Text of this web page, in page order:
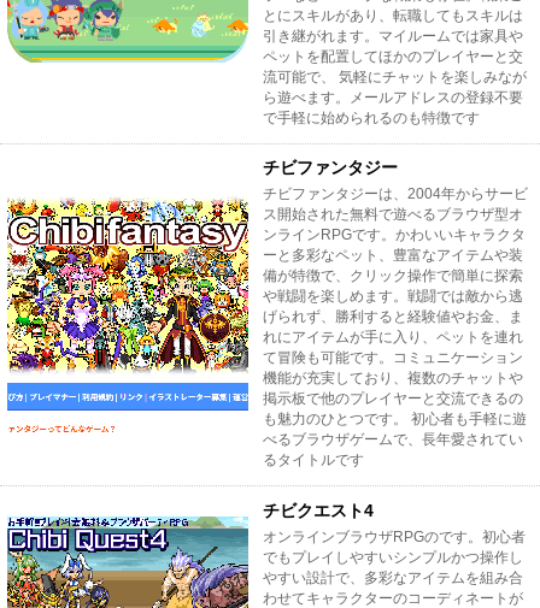
とにスキルがあり、転職してもスキルは
引き継がれます。マイルームでは家具や
ペットを配置してほかのプレイヤーと交
流可能で、 気軽にチャットを楽しみなが
ら遊べます。メールアドレスの登録不要
で手軽に始められるのも特徴です
チビファンタジー
チビファンタジーは、2004年からサービ
ス開始された無料で遊べるブラウザ型オ
ンラインRPGです。かわいいキャラクタ
ーと多彩なペット、豊富なアイテムや装
備が特徴で、クリック操作で簡単に探索
や戦闘を楽しめます。戦闘では敵から逃
げられず、勝利すると経験値やお金、ま
れにアイテムが手に入り、ペットを連れ
て冒険も可能です。コミュニケーション
機能が充実しており、複数のチャットや
掲示板で他のプレイヤーと交流できるの
も魅力のひとつです。 初心者も手軽に遊
べるブラウザゲームで、長年愛されてい
るタイトルです
チビクエスト4
オンラインブラウザRPGのです。初心者
でもプレイしやすいシンプルかつ操作し
やすい設計で、多彩なアイテムを組み合
わせてキャラクターのコーディネートが